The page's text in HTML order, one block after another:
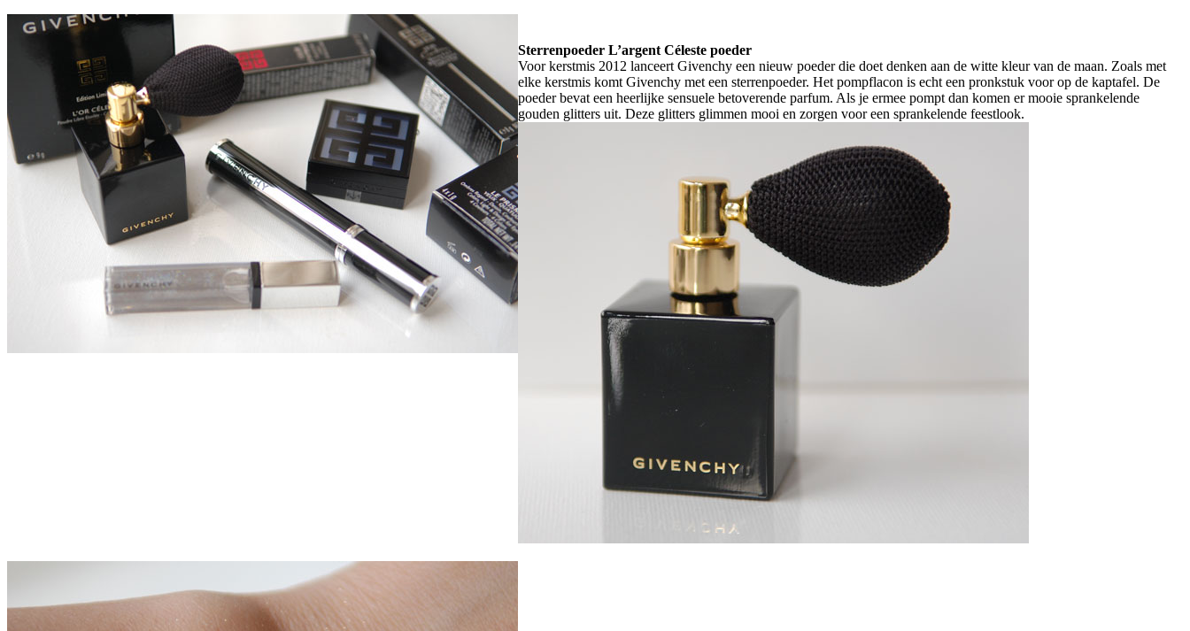
Sterrenpoeder L’argent Céleste poeder
Voor kerstmis 2012 lanceert Givenchy een nieuw poeder die doet denken aan de witte kleur van de maan. Zoals met
elke kerstmis komt Givenchy met een sterrenpoeder. Het pompflacon is echt een pronkstuk voor op de kaptafel. De
poeder bevat een heerlijke sensuele betoverende parfum. Als je ermee pompt dan komen er mooie sprankelende
gouden glitters uit. Deze glitters glimmen mooi en zorgen voor een sprankelende feestlook.